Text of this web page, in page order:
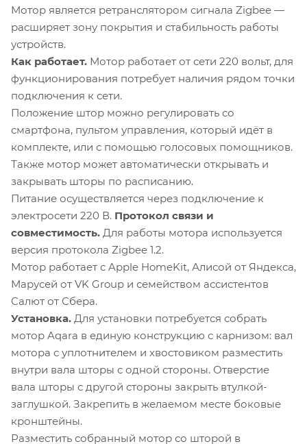
Мотор является ретранслятором сигнала Zigbee —
расширяет зону покрытия и стабильность работы
устройств.
Как работает. Мотор работает от сети 220 вольт, для
функционирования потребует наличия рядом точки
подключения к сети.
Положение штор можно регулировать со
смартфона, пультом управления, который идёт в
комплекте, или с помощью голосовых помощников.
Также мотор может автоматически открывать и
закрывать шторы по расписанию.
Питание осуществляется через подключение к
электросети 220 В. Протокол связи и
совместимость. Для работы мотора используется
версия протокола Zigbee 1.2.
Мотор работает с Apple HomeKit, Алисой от Яндекса,
Марусей от VK Group и семейством ассистентов
Салют от Сбера.
Установка. Для установки потребуется собрать
мотор Aqara в единую конструкцию с карнизом: вал
мотора с уплотнителем и хвостовиком разместить
внутри вала шторы с одной стороны. Отверстие
вала шторы с другой стороны закрыть втулкой-
заглушкой. Закрепить в желаемом месте боковые
кронштейны.
Разместить собранный мотор со шторой в